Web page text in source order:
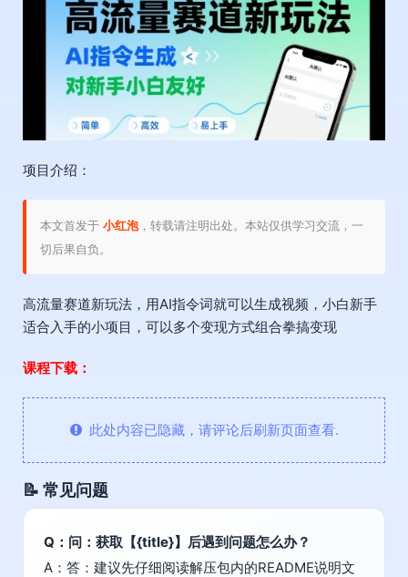
项目介绍：
本文首发于 小红泡，转载请注明出处。本站仅供学习交流，一
切后果自负。
高流量赛道新玩法，用AI指令词就可以生成视频，小白新手
适合入手的小项目，可以多个变现方式组合拳搞变现
课程下载：
此处内容已隐藏，请评论后刷新页面查看.
📝 常见问题
Q：问：获取【{title}】后遇到问题怎么办？
A：答：建议先仔细阅读解压包内的README说明文